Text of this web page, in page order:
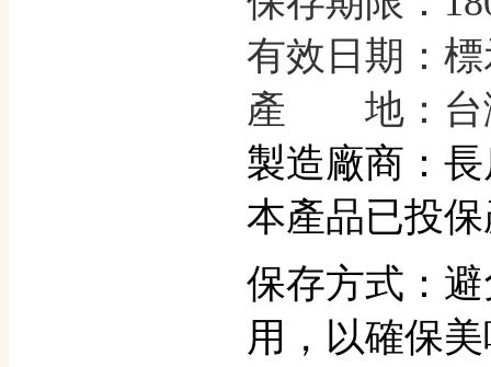
有效日期：
產 地：台
製造廠商：
本產品已投
保存方式：
用，以確保